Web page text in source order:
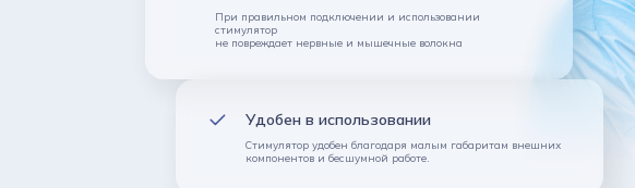
При правильном подключении и использовании
стимулятор
не повреждает нервные и мышечные волокна
Удобен в использовании
Стимулятор удобен благодаря малым габаритам внешних
компонентов и бесшумной работе.